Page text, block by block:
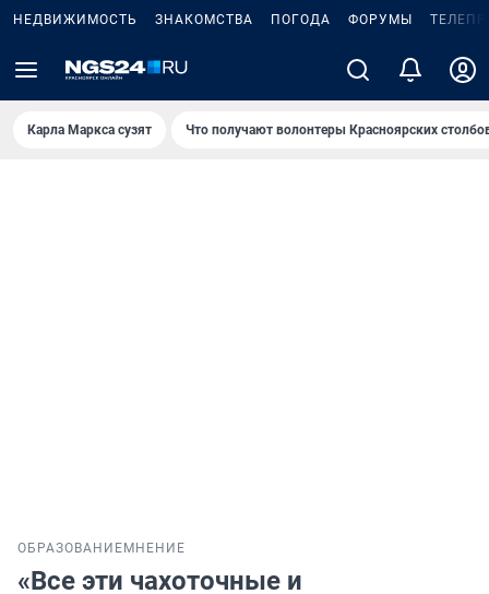
НЕДВИЖИМОСТЬ ЗНАКОМСТВА ПОГОДА ФОРУМЫ
Карла Маркса сузят Что получают волонтеры Красноярских
ОБРАЗОВАНИЕ МНЕНИЕ
«Все эти чахоточные и